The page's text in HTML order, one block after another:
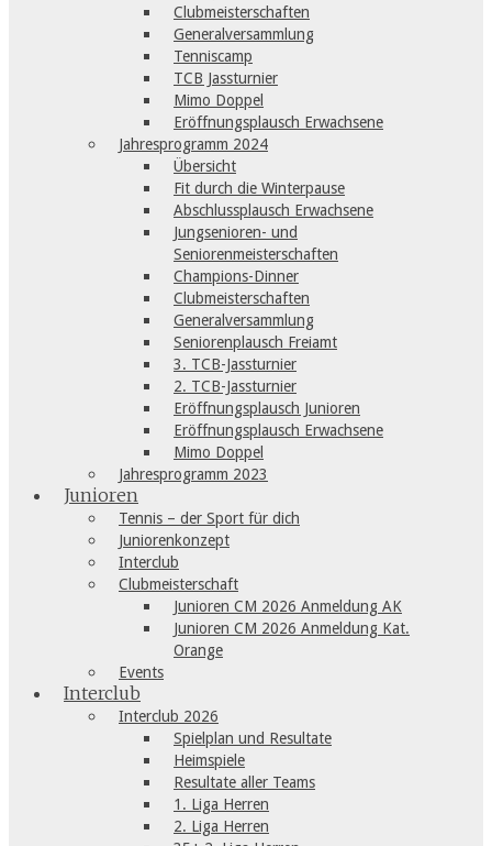
Clubmeisterschaften
Generalversammlung
Tenniscamp
TCB Jassturnier
Mimo Doppel
Eröffnungsplausch Erwachsene
Jahresprogramm 2024
Übersicht
Fit durch die Winterpause
Abschlussplausch Erwachsene
Jungsenioren- und
Seniorenmeisterschaften
Champions-Dinner
Clubmeisterschaften
Generalversammlung
Seniorenplausch Freiamt
3. TCB-Jassturnier
2. TCB-Jassturnier
Eröffnungsplausch Junioren
Eröffnungsplausch Erwachsene
Mimo Doppel
Jahresprogramm 2023
Junioren
Tennis – der Sport für dich
Juniorenkonzept
Interclub
Clubmeisterschaft
Junioren CM 2026 Anmeldung AK
Junioren CM 2026 Anmeldung Kat.
Orange
Events
Interclub
Interclub 2026
Spielplan und Resultate
Heimspiele
Resultate aller Teams
1. Liga Herren
2. Liga Herren